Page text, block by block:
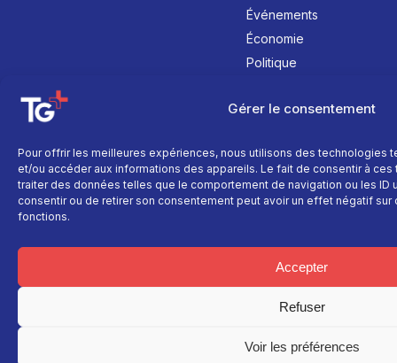
Gérer le consentement
Pour offrir les meilleures expériences, nous utilisons des technologies
et/ou accéder aux informations des appareils. Le fait de consentir à
traiter des données telles que le comportement de navigation ou les ID
consentir ou de retirer son consentement peut avoir un effet négatif
fonctions.
Accepter
Refuser
Voir les préférences
Événements
Économie
Politique